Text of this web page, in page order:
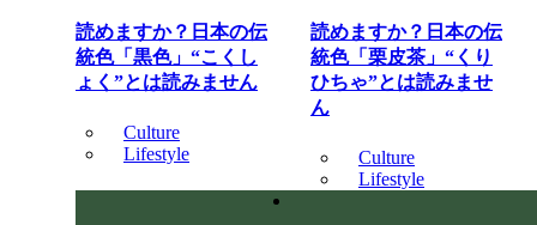
読めますか？日本の伝
統色「黒色」“こくし
ょく”とは読みません
Culture
Lifestyle
読めますか？日本の伝
統色「栗皮茶」“くり
ひちゃ”とは読みませ
ん
Culture
Lifestyle